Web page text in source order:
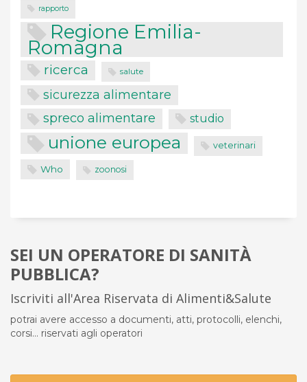
rapporto
Regione Emilia-
Romagna
ricerca salute
sicurezza alimentare
spreco alimentare studio
unione europea veterinari
Who zoonosi
SEI UN OPERATORE DI SANITÀ
PUBBLICA?
Iscriviti all'Area Riservata di Alimenti&Salute
potrai avere accesso a documenti, atti, protocolli, elenchi,
corsi... riservati agli operatori